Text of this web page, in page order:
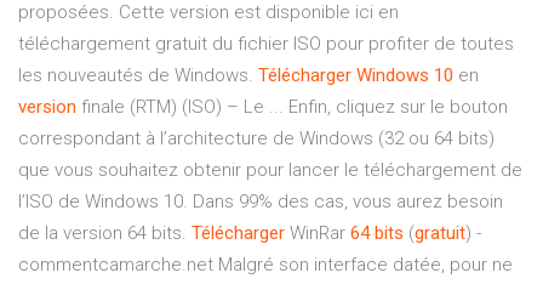
proposées. Cette version est disponible ici en
téléchargement gratuit du fichier ISO pour profiter de toutes
les nouveautés de Windows. Télécharger Windows 10 en
version finale (RTM) (ISO) – Le ... Enfin, cliquez sur le bouton
correspondant à l’architecture de Windows (32 ou 64 bits)
que vous souhaitez obtenir pour lancer le téléchargement de
l’ISO de Windows 10. Dans 99% des cas, vous aurez besoin
de la version 64 bits. Télécharger WinRar 64 bits (gratuit) -
commentcamarche.net Malgré son interface datée, pour ne